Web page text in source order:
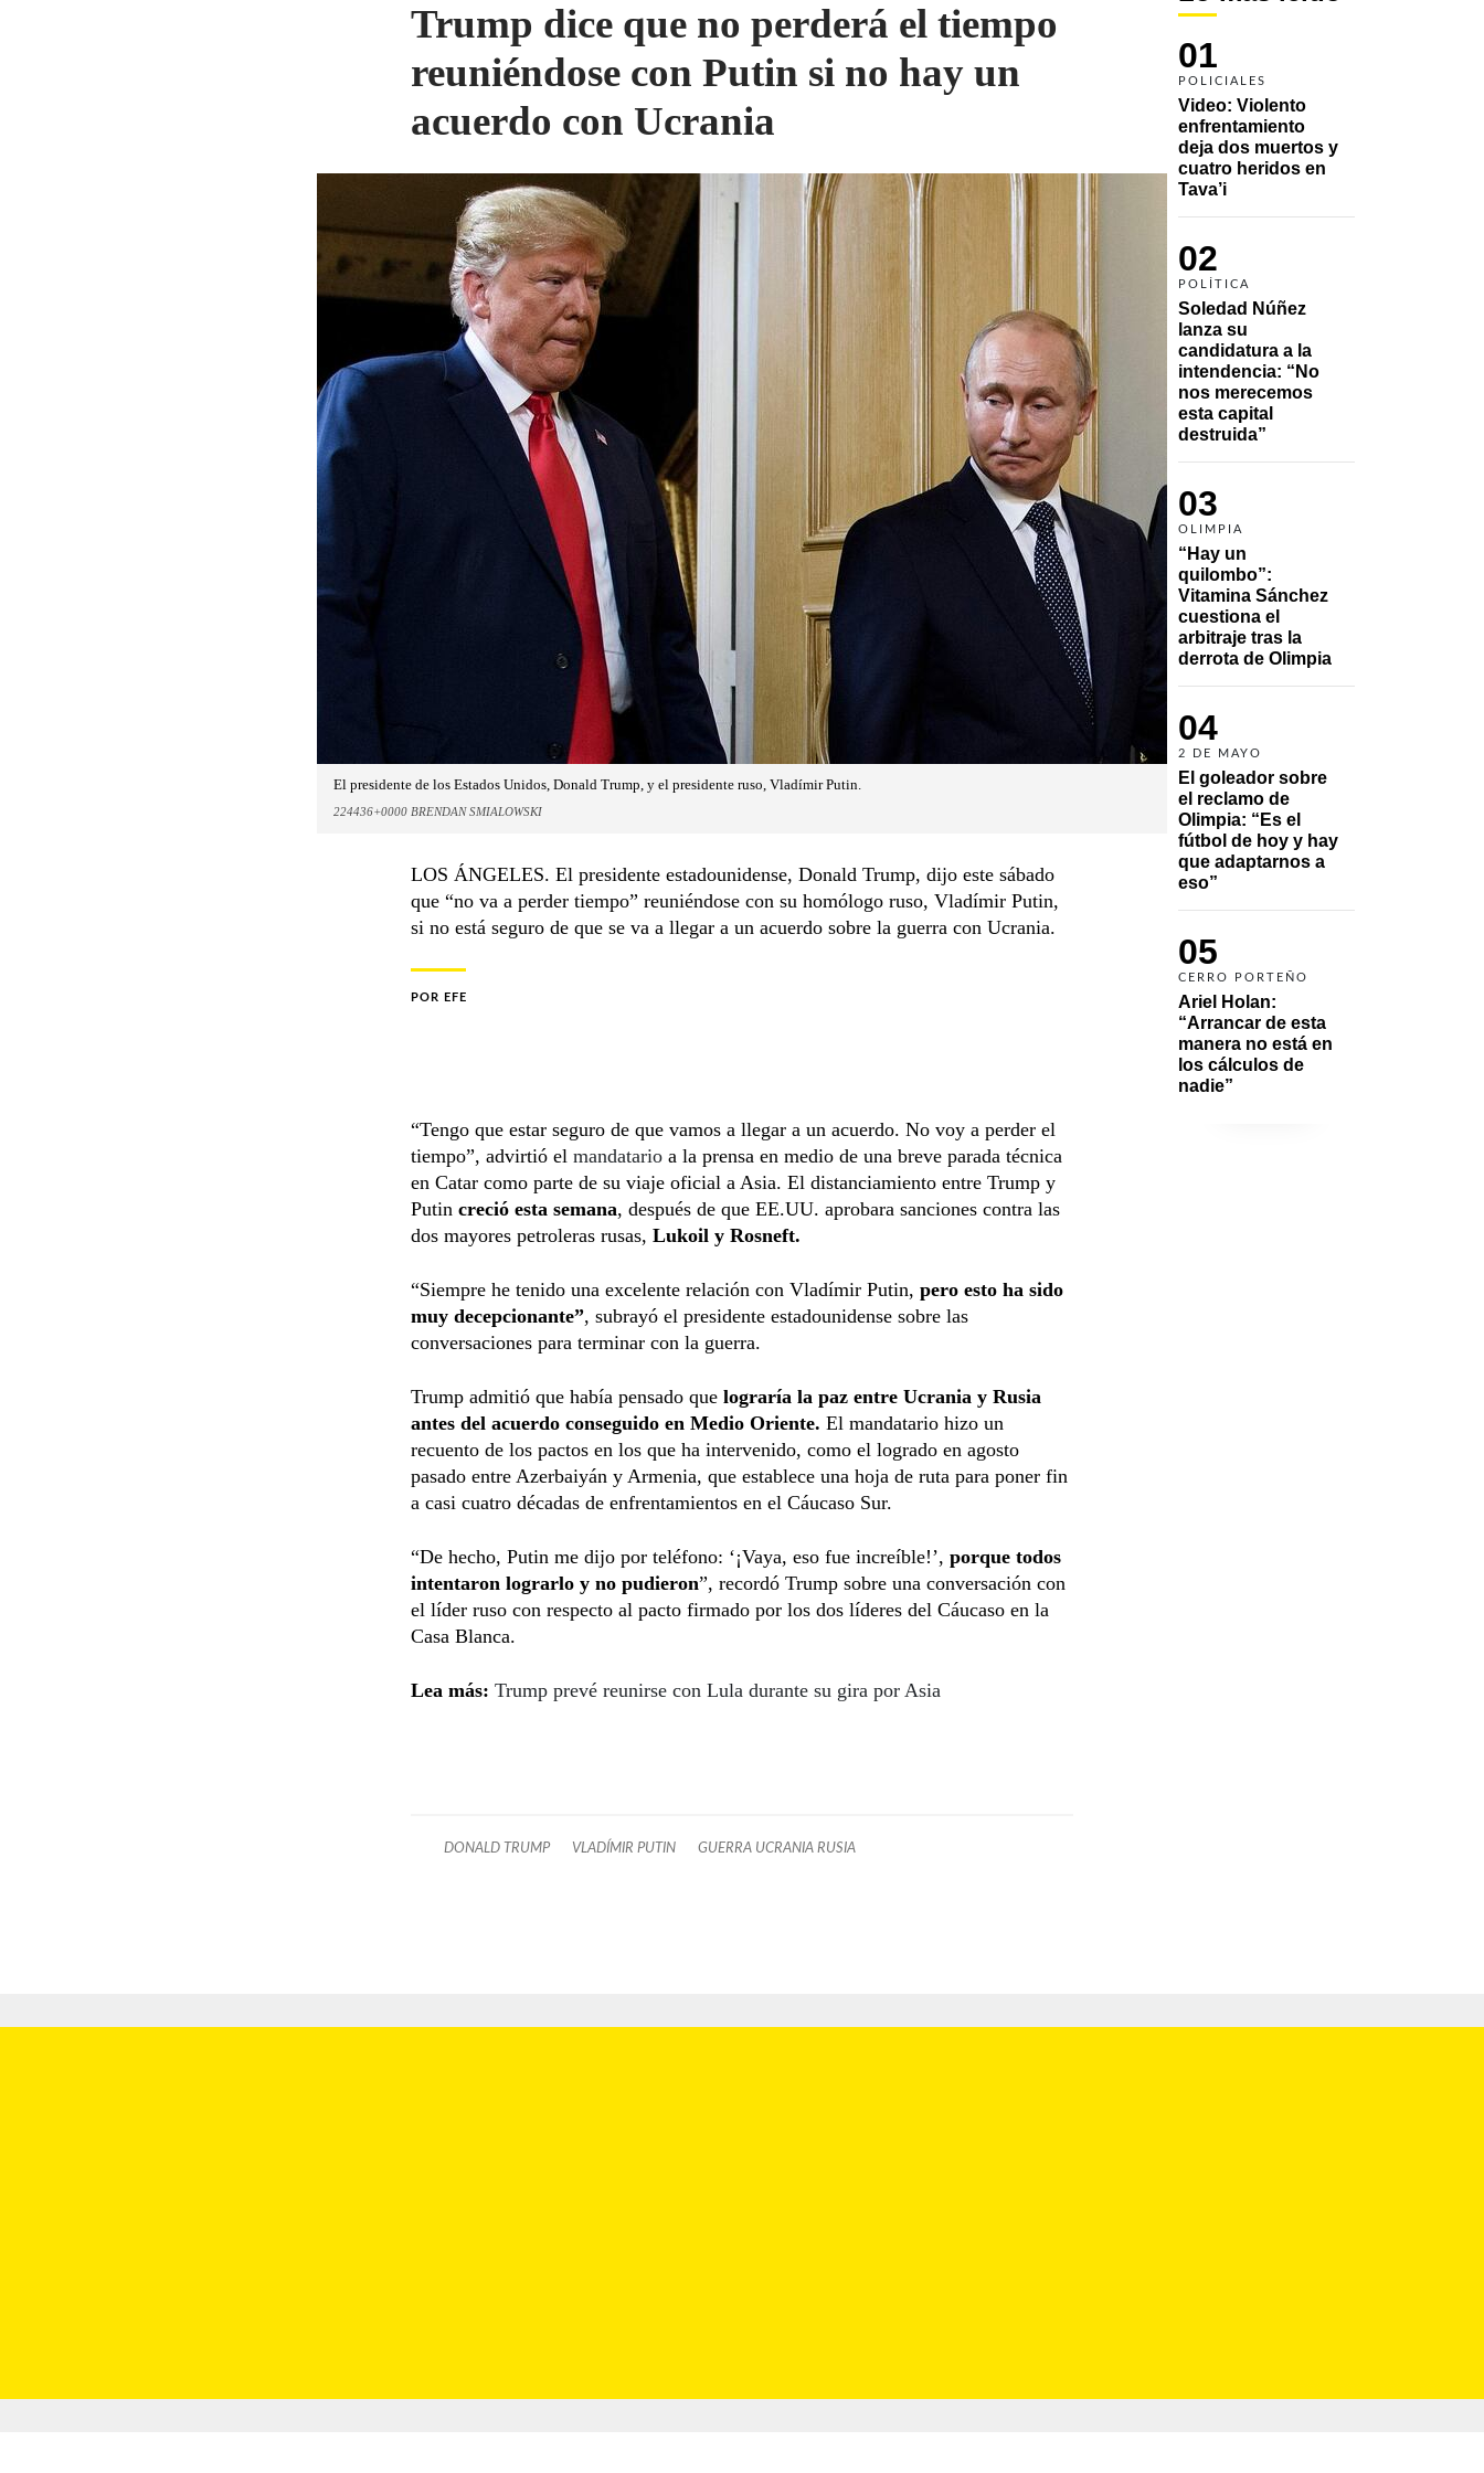
01
POLICIALES
Video: Violento
enfrentamiento
deja dos muertos y
cuatro heridos en
Tava’i
02
POLÍTICA
Soledad Núñez
lanza su
candidatura a la
intendencia: “No
nos merecemos
esta capital
destruida”
03
OLIMPIA
“Hay un
quilombo”:
Vitamina Sánchez
cuestiona el
arbitraje tras la
derrota de Olimpia
04
2 DE MAYO
El goleador sobre
el reclamo de
Olimpia: “Es el
fútbol de hoy y hay
que adaptarnos a
eso”
05
CERRO PORTEÑO
Ariel Holan:
“Arrancar de esta
manera no está en
los cálculos de
nadie”
Trump dice que no perderá el tiempo
reuniéndose con Putin si no hay un
acuerdo con Ucrania
El presidente de los Estados Unidos, Donald Trump, y el presidente ruso, Vladímir Putin.
224436+0000 BRENDAN SMIALOWSKI
LOS ÁNGELES. El presidente estadounidense, Donald Trump, dijo este sábado
que “no va a perder tiempo” reuniéndose con su homólogo ruso, Vladímir Putin,
si no está seguro de que se va a llegar a un acuerdo sobre la guerra con Ucrania.
POR EFE
“Tengo que estar seguro de que vamos a llegar a un acuerdo. No voy a perder el
tiempo”, advirtió el mandatario a la prensa en medio de una breve parada técnica
en Catar como parte de su viaje oficial a Asia. El distanciamiento entre Trump y
Putin creció esta semana, después de que EE.UU. aprobara sanciones contra las
dos mayores petroleras rusas, Lukoil y Rosneft.
“Siempre he tenido una excelente relación con Vladímir Putin, pero esto ha sido
muy decepcionante”, subrayó el presidente estadounidense sobre las
conversaciones para terminar con la guerra.
Trump admitió que había pensado que lograría la paz entre Ucrania y Rusia
antes del acuerdo conseguido en Medio Oriente. El mandatario hizo un
recuento de los pactos en los que ha intervenido, como el logrado en agosto
pasado entre Azerbaiyán y Armenia, que establece una hoja de ruta para poner fin
a casi cuatro décadas de enfrentamientos en el Cáucaso Sur.
“De hecho, Putin me dijo por teléfono: ‘¡Vaya, eso fue increíble!’, porque todos
intentaron lograrlo y no pudieron”, recordó Trump sobre una conversación con
el líder ruso con respecto al pacto firmado por los dos líderes del Cáucaso en la
Casa Blanca.
Lea más: Trump prevé reunirse con Lula durante su gira por Asia
DONALD TRUMP VLADÍMIR PUTIN GUERRA UCRANIA RUSIA